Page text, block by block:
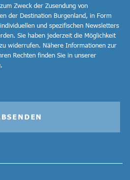
Zweck der Zusendung von
der Destination Burgenland, in Form
und spezifischen Newsletters
Sie haben jederzeit die Möglichkeit
widerrufen. Nähere Informationen zur
Rechten finden Sie in unserer
.